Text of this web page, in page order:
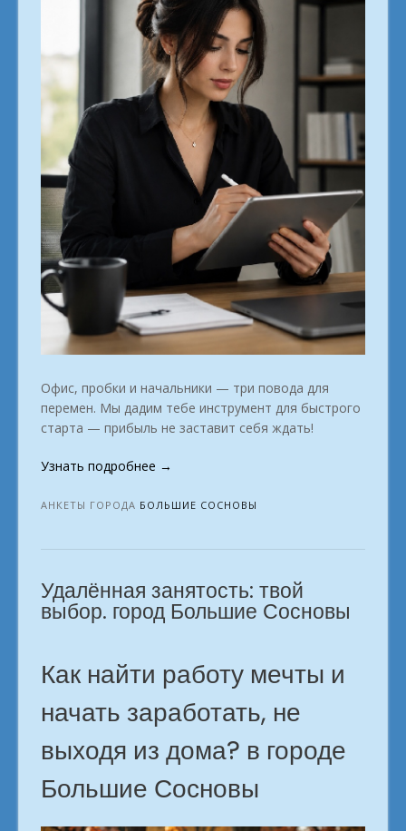
Офис, пробки и начальники — три повода для
перемен. Мы дадим тебе инструмент для быстрого
старта — прибыль не заставит себя ждать!
Узнать подробнее «Идеи
домашнего
в
Большие
Сосновы»
→
АНКЕТЫ ГОРОДА БОЛЬШИЕ СОСНОВЫ
Удалённая занятость: твой
выбор. город Большие Сосновы
Как найти работу мечты и
начать заработать, не
выходя из дома? в городе
Большие Сосновы